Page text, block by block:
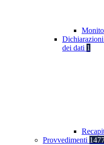
dei dati 1
Provvedimenti